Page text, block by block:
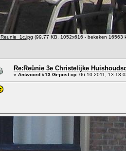
Reunie_1c.jpg (99.77 KB, 1052x616 - bekeken 16563
Re:Reünie 3e Christelijke
« Antwoord #13 Gepost op: 06-10-2011,